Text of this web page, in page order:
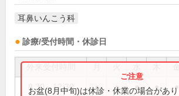
耳鼻いんこう科
診療/受付時間・休診日
8:30～12:30 ● ● ● ● ●
お盆(8月中旬)は休診・休業の場合があ